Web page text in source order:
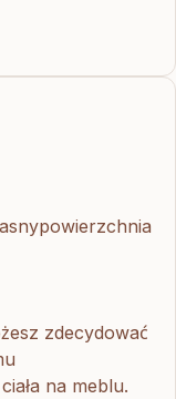
zdecydować
na meblu.